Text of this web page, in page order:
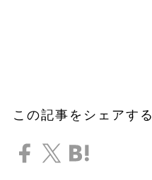
この記事をシェアする